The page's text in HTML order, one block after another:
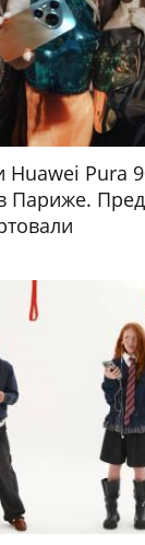
Pura
Париже.